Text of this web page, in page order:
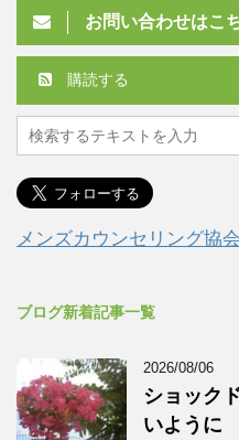
お問い合わせはこ
購読する
メンズカウンセリング協会
ブログ新着記事一覧
2026/08/06
ショック
いように